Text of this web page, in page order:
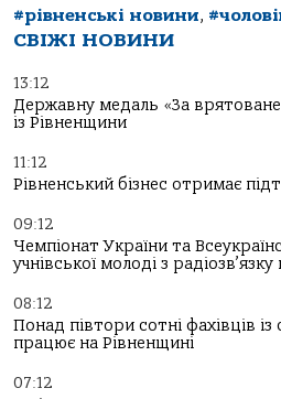
#рівненські новини,
СВІЖІ НОВИНИ
13:12
Державну медаль «За
із Рівненщини
11:12
Рівненський бізнес отримає
09:12
Чемпіонат України та
учнівської молоді з
08:12
Понад півтори сотні фахівців
працює на Рівненщині
07:12